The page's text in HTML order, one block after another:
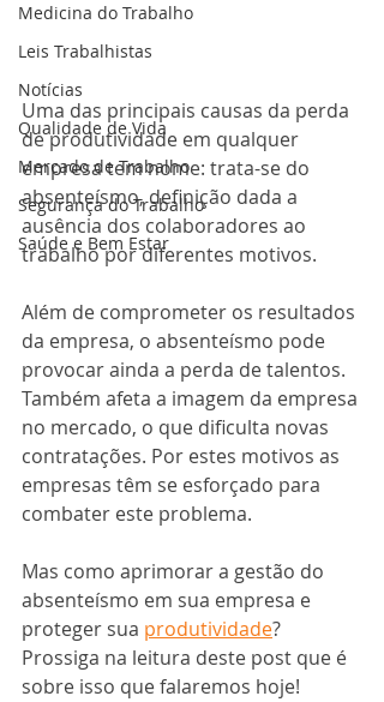
Medicina do Trabalho
Leis Trabalhistas
Notícias
Qualidade de Vida
Mercado de Trabalho
Segurança do Trabalho
Saúde e Bem Estar
Uma das principais causas da perda
de produtividade em qualquer
empresa tem nome: trata-se do
absenteísmo, definição dada a
ausência dos colaboradores ao
trabalho por diferentes motivos.
Além de comprometer os resultados
da empresa, o absenteísmo pode
provocar ainda a perda de talentos.
Também afeta a imagem da empresa
no mercado, o que dificulta novas
contratações. Por estes motivos as
empresas têm se esforçado para
combater este problema.
Mas como aprimorar a gestão do
absenteísmo em sua empresa e
proteger sua produtividade?
Prossiga na leitura deste post que é
sobre isso que falaremos hoje!